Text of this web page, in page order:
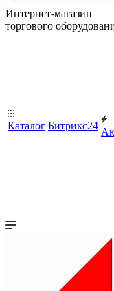
Интернет-магазин
торгового
Каталог Битрикс24